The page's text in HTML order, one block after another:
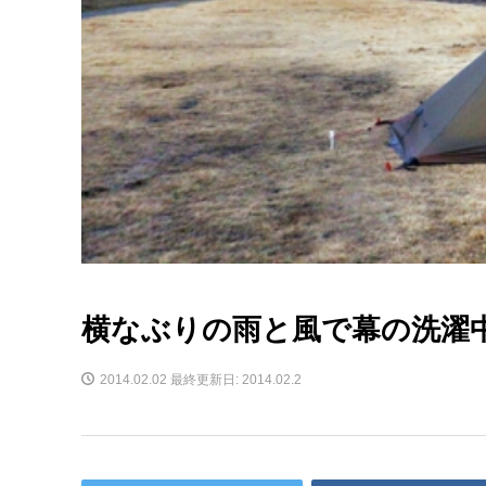
横なぶりの雨と風で幕の洗濯
2014.02.02 最終更新日: 2014.02.2